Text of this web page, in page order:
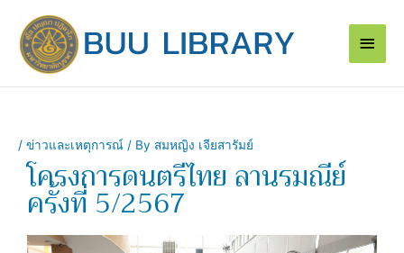
content
Main
/ ข่าวและเหตุการณ์ / By สมหญิง เจียสารัมย์
โครงการดนตรีไทย ลานรมณีย์
ครั้งที่ 5/2567